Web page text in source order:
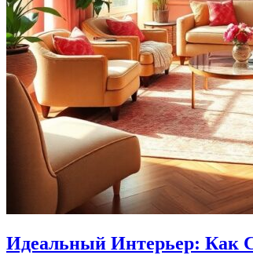
Идеальный Интерьер: Как